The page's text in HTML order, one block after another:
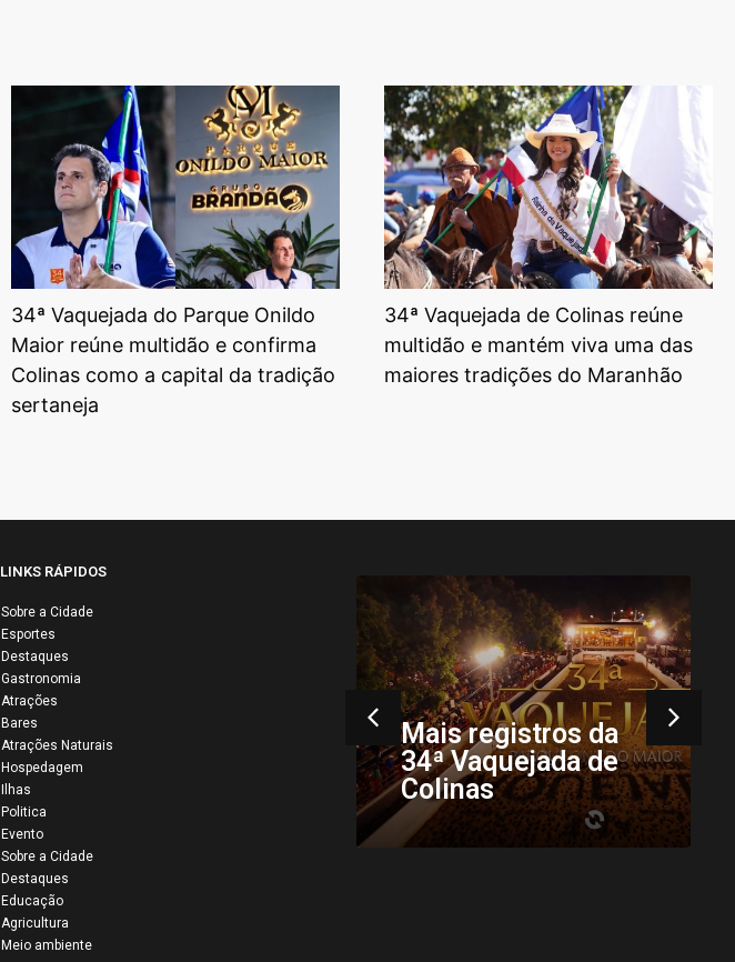
34ª Vaquejada do Parque Onildo
Maior reúne multidão e confirma
Colinas como a capital da tradição
sertaneja
34ª Vaquejada de Colinas reúne
multidão e mantém viva uma das
maiores tradições do Maranhão
LINKS RÁPIDOS
Sobre a Cidade
Esportes
Destaques
Gastronomia
Atrações
Bares
Atrações Naturais
Hospedagem
Ilhas
Politica
Evento
Sobre a Cidade
Destaques
Educação
Agricultura
Meio ambiente
São João dos
Patos sediou a 6ª
edição do
Campeonato
Maranhense de
Mais registros da
34ª Vaquejada de
Colinas